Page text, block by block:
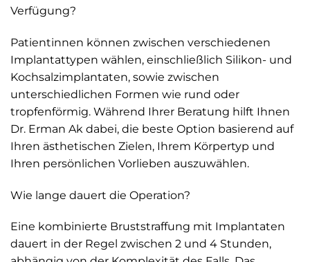
Verfügung?
Patientinnen können zwischen verschiedenen
Implantattypen wählen, einschließlich Silikon- und
Kochsalzimplantaten, sowie zwischen
unterschiedlichen Formen wie rund oder
tropfenförmig. Während Ihrer Beratung hilft Ihnen
Dr. Erman Ak dabei, die beste Option basierend auf
Ihren ästhetischen Zielen, Ihrem Körpertyp und
Ihren persönlichen Vorlieben auszuwählen.
Wie lange dauert die Operation?
Eine kombinierte Bruststraffung mit Implantaten
dauert in der Regel zwischen 2 und 4 Stunden,